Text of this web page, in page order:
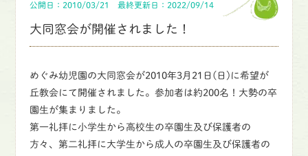
公開日：2010/03/21 最終更新日：2022/09/14
大同窓会が開催されました！
めぐみ幼児園の大同窓会が2010年3月21日(日)に希望が
丘教会にて開催されました。参加者は約200名！大勢の卒
園生が集まりました。
第一礼拝に小学生から高校生の卒園生及び保護者の
方々、第二礼拝に大学生から成人の卒園生及び保護者の